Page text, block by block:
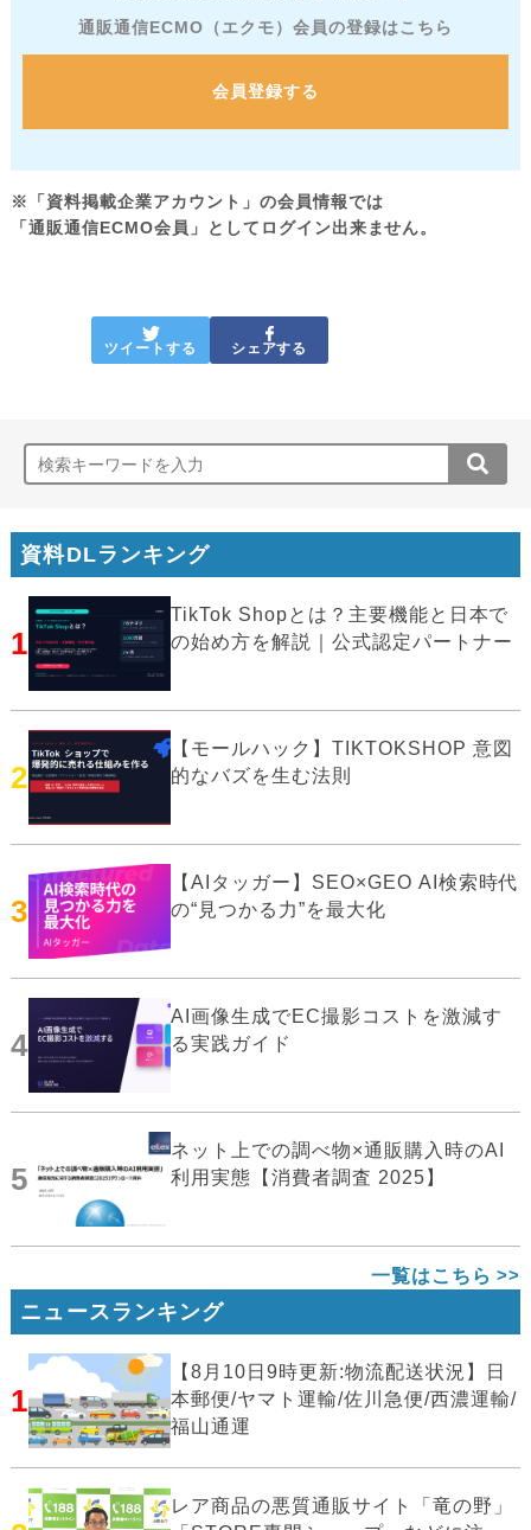
通販通信ECMO（エクモ）会員の登録はこちら
会員登録する
※「資料掲載企業アカウント」の会員情報では
「通販通信ECMO会員」としてログイン出来ません。
ツイートする シェアする
資料DLランキング
1
TikTok Shopとは？主要機能と日本で
の始め方を解説｜公式認定パートナー
2
【モールハック】TIKTOKSHOP 意図
的なバズを生む法則
3
【AIタッガー】SEO×GEO AI検索時代
の“見つかる力”を最大化
4
AI画像生成でEC撮影コストを激減す
る実践ガイド
5
ネット上での調べ物×通販購入時のAI
利用実態【消費者調査 2025】
一覧はこちら
ニュースランキング
1
【8月10日9時更新:物流配送状況】日
本郵便/ヤマト運輸/佐川急便/西濃運輸/
福山通運
レア商品の悪質通販サイト「竜の野」